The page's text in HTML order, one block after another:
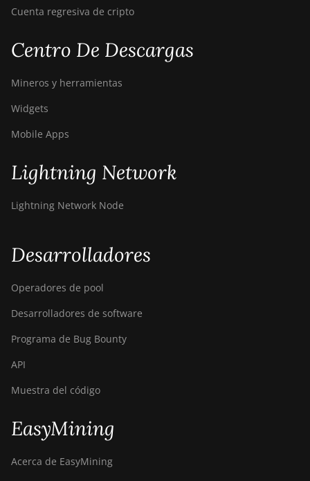
Cuenta regresiva de cripto
Centro De Descargas
Mineros y herramientas
Widgets
Mobile Apps
Lightning Network
Lightning Network Node
Desarrolladores
Operadores de pool
Desarrolladores de software
Programa de Bug Bounty
API
Muestra del código
EasyMining
Acerca de EasyMining